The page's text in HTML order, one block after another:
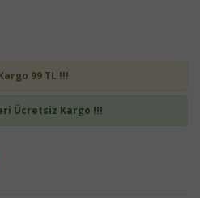
99 TL !!!
Ücretsiz Kargo !!!